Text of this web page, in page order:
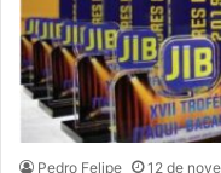
Pedro Felipe 12 de